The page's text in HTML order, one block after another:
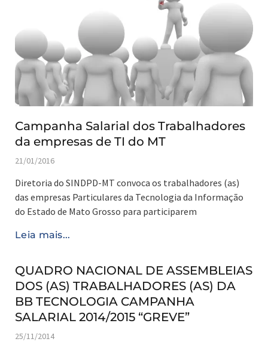
Campanha Salarial dos Trabalhadores
da empresas de TI do MT
21/01/2016
Diretoria do SINDPD-MT convoca os trabalhadores (as)
das empresas Particulares da Tecnologia da Informação
do Estado de Mato Grosso para participarem
Leia mais...
QUADRO NACIONAL DE ASSEMBLEIAS
DOS (AS) TRABALHADORES (AS) DA
BB TECNOLOGIA CAMPANHA
SALARIAL 2014/2015 “GREVE”
25/11/2014